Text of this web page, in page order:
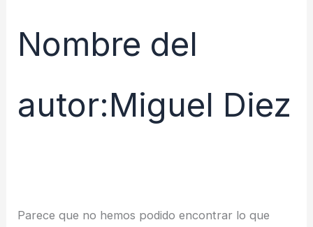
Nombre del
autor:Miguel Diez
Parece que no hemos podido encontrar lo que